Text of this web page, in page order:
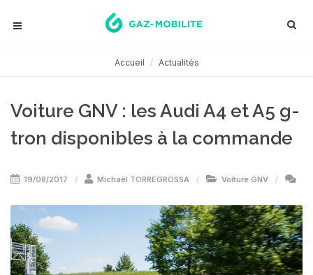
Accueil Actualités
Voiture GNV : les Audi A4 et A5 g-
tron disponibles à la commande
19/08/2017 Michaël TORREGROSSA Voiture GNV